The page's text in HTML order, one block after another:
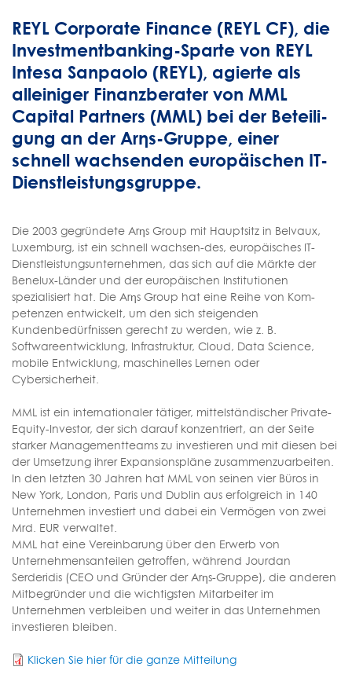
REYL Corporate Finance (REYL CF), die
Investmentbanking-Sparte von REYL
Intesa Sanpaolo (REYL), agierte als
alleiniger Finanzberater von MML
Capital Partners (MML) bei der Beteili-
gung an der Arηs-Gruppe, einer
schnell wachsenden europäischen IT-
Dienstleistungsgruppe.
Die 2003 gegründete Arηs Group mit Hauptsitz in Belvaux,
Luxemburg, ist ein schnell wachsen-des, europäisches IT-
Dienstleistungsunternehmen, das sich auf die Märkte der
Benelux-Länder und der europäischen Institutionen
spezialisiert hat. Die Arηs Group hat eine Reihe von Kom-
petenzen entwickelt, um den sich steigenden
Kundenbedürfnissen gerecht zu werden, wie z. B.
Softwareentwicklung, Infrastruktur, Cloud, Data Science,
mobile Entwicklung, maschinelles Lernen oder
Cybersicherheit.
MML ist ein internationaler tätiger, mittelständischer Private-
Equity-Investor, der sich darauf konzentriert, an der Seite
starker Managementteams zu investieren und mit diesen bei
der Umsetzung ihrer Expansionspläne zusammenzuarbeiten.
In den letzten 30 Jahren hat MML von seinen vier Büros in
New York, London, Paris und Dublin aus erfolgreich in 140
Unternehmen investiert und dabei ein Vermögen von zwei
Mrd. EUR verwaltet.
MML hat eine Vereinbarung über den Erwerb von
Unternehmensanteilen getroffen, während Jourdan
Serderidis (CEO und Gründer der Arηs-Gruppe), die anderen
Mitbegründer und die wichtigsten Mitarbeiter im
Unternehmen verbleiben und weiter in das Unternehmen
investieren bleiben.
Klicken Sie hier für die ganze Mitteilung